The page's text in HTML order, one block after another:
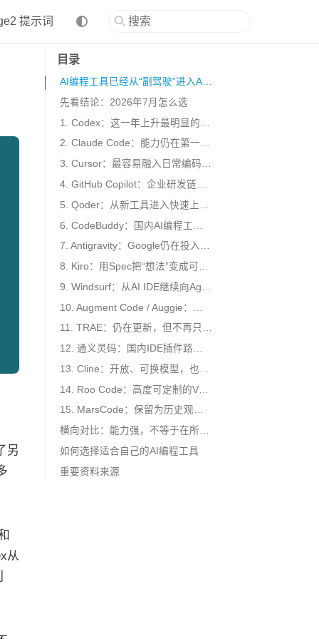
提示词
另
从
目录
AI编程工具已经从“副驾驶”进入Agent阶段
先看结论：2026年7月怎么选
2. Claude Code：能力仍在第一梯队，但国内使用门槛不能忽略
3. Cursor：最容易融入日常编码的AI IDE
4. GitHub Copilot：企业研发链路里最稳的生态选择
7. Antigravity：Google仍在投入，但综合选型要看实际条件
8. Kiro：用Spec把“想法”变成可执行开发过程
11. TRAE：仍在更新，但不再只是一款编程IDE
12. 通义灵码：国内IDE插件路线正在并入Qoder CN
15. MarsCode：保留为历史观察项
横向对比：能力强，不等于在所有场景都最合适
如何选择适合自己的AI编程工具
重要资料来源